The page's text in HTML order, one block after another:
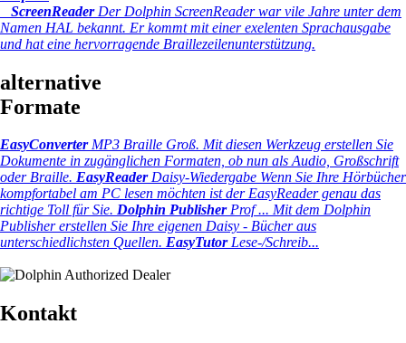
ScreenReaderDer Dolphin ScreenReader war vile Jahre unter dem
Namen HAL bekannt. Er kommt mit einer exelenten Sprachausgabe
und hat eine hervorragende Braillezeilenunterstützung.
alternative
Formate
EasyConverterMP3 Braille Groß. Mit diesen Werkzeug erstellen Sie
Dokumente in zugänglichen Formaten, ob nun als Audio, Großschrift
oder Braille. EasyReaderDaisy-Wiedergabe Wenn Sie Ihre Hörbücher
kompfortabel am PC lesen möchten ist der EasyReader genau das
richtige Toll für Sie. Dolphin PublisherProf ... Mit dem Dolphin
Publisher erstellen Sie Ihre eigenen Daisy - Bücher aus
unterschiedlichsten Quellen. EasyTutorLese-/Schreib...
Kontakt